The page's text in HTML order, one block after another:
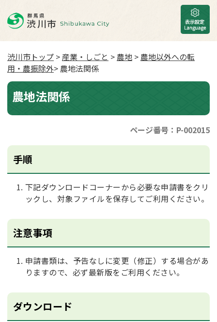
渋川市トップ >産業・しごと > 農地 > 農地以外への転
用・農振除外> 農地法関係
農地法関係
ページ番号：P-002015
手順
下記ダウンロードコーナーから必要な申請書をクリ
ックし、対象ファイルを保存してご利用ください。
注意事項
申請書類は、予告なしに変更（修正）する場合があ
りますので、必ず最新版をご利用ください。
ダウンロード